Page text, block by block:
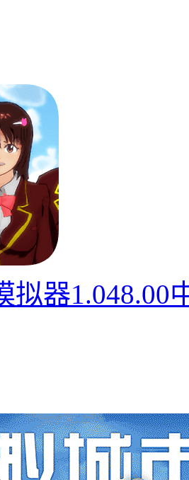
拟器1.048.00